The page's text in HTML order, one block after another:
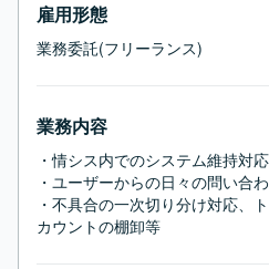
雇用形態
業務委託(フリーランス)
業務内容
・情シス内でのシステム維持対応
・ユーザーからの日々の問い合
・不具合の一次切り分け対応、
カウントの棚卸等